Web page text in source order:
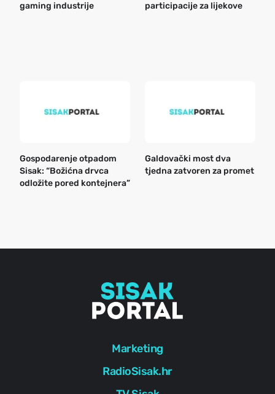
gaming industrije
participacije za lijekove
Gospodarenje otpadom
Sisak: “Božićna drvca
odložite pored kontejnera”
Galdovački most dva
tjedna zatvoren za promet
Marketing
RadioSisak.hr